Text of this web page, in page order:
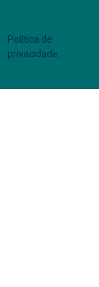
Política de
privacidade.